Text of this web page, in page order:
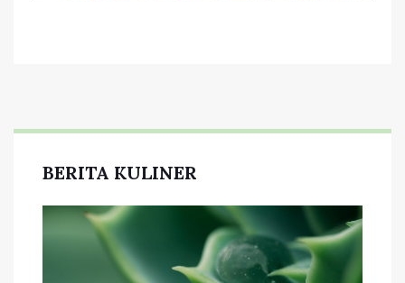
BERITA KULINER